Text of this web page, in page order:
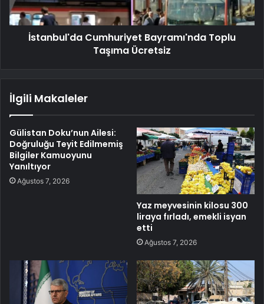
İstanbul'da Cumhuriyet Bayramı'nda Toplu
Taşıma Ücretsiz
İlgili Makaleler
Gülistan Doku’nun Ailesi:
Doğruluğu Teyit Edilmemiş
Bilgiler Kamuoyunu
Yanıltıyor
Ağustos 7, 2026
Yaz meyvesinin kilosu 300
liraya fırladı, emekli isyan
etti
Ağustos 7, 2026